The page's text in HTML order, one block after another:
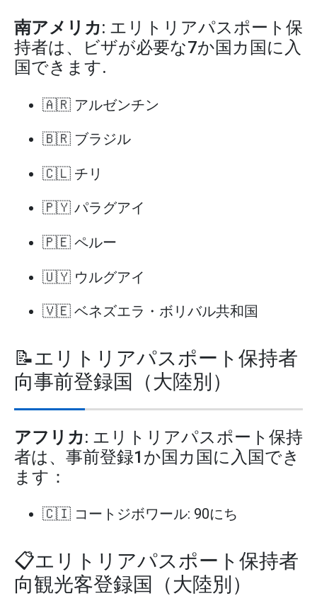
南アメリカ: エリトリアパスポート保
持者は、ビザが必要な7か国カ国に入
国できます.
🇦🇷 アルゼンチン
🇧🇷 ブラジル
🇨🇱 チリ
🇵🇾 パラグアイ
🇵🇪 ペルー
🇺🇾 ウルグアイ
🇻🇪 ベネズエラ・ボリバル共和国
📝エリトリアパスポート保持者
向事前登録国（大陸別）
アフリカ: エリトリアパスポート保持
者は、事前登録1か国カ国に入国でき
ます：
🇨🇮 コートジボワール: 90にち
📋エリトリアパスポート保持者
向観光客登録国（大陸別）